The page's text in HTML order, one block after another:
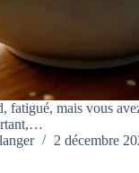
fatigué, mais vous
2 décembre